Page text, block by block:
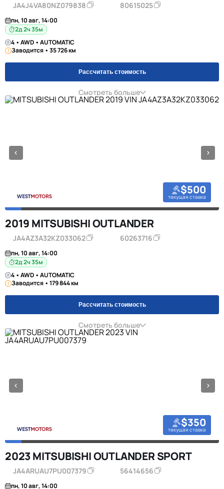
JA4J4VA80NZ079838 80615025
пн, 10 авг, 14:00
2д 2ч 35м
4 • AWD • AUTOMATIC
Заводится • 35 726 км
Рассчитать стоимость
Смотреть больше
$500
текущая ставка
2019 MITSUBISHI OUTLANDER
JA4AZ3A32KZ033062 60263716
пн, 10 авг, 14:00
2д 2ч 35м
4 • AWD • AUTOMATIC
Заводится • 179 844 км
Рассчитать стоимость
Смотреть больше
$350
текущая ставка
2023 MITSUBISHI OUTLANDER SPORT
JA4ARUAU7PU007379 56414656
пн, 10 авг, 14:00